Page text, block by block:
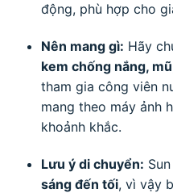
động, phù hợp cho
Nên mang gì: Hãy
kem chống nắng,
tham gia công viên
mang theo máy ảnh
khoảnh khắc.
Lưu ý di chuyển:
sáng đến tối, vì vậy